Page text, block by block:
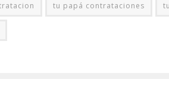
tu papá contrataciones